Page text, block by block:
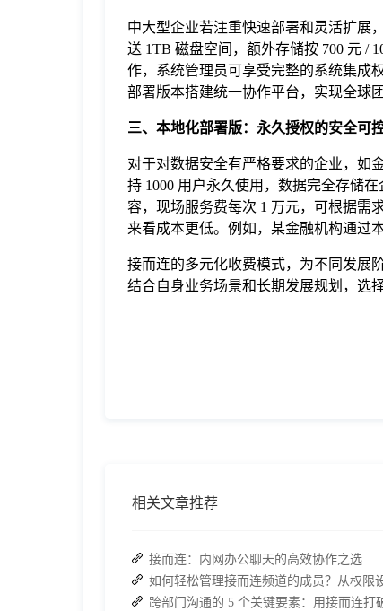
中大型企业若注重快速部署和灵活扩展
送 1TB 磁盘空间，额外存储按 700 元 /
作，系统管理员可享受完整的系统集成
部署版本搭建统一协作平台，实现全球
三、本地化部署版：永久授权的安全可
对于对数据安全有严格要求的企业，如
持 1000 用户永久使用，数据完全存储
容，现场服务费每次 1 万元，可根据需
来看成本更低。例如，某金融机构通过
接而连的多元化收费模式，为不同发展
结合自身业务场景和长期发展规划，选
相关文章推荐
接而连：内网办公聊天的高效协作之选